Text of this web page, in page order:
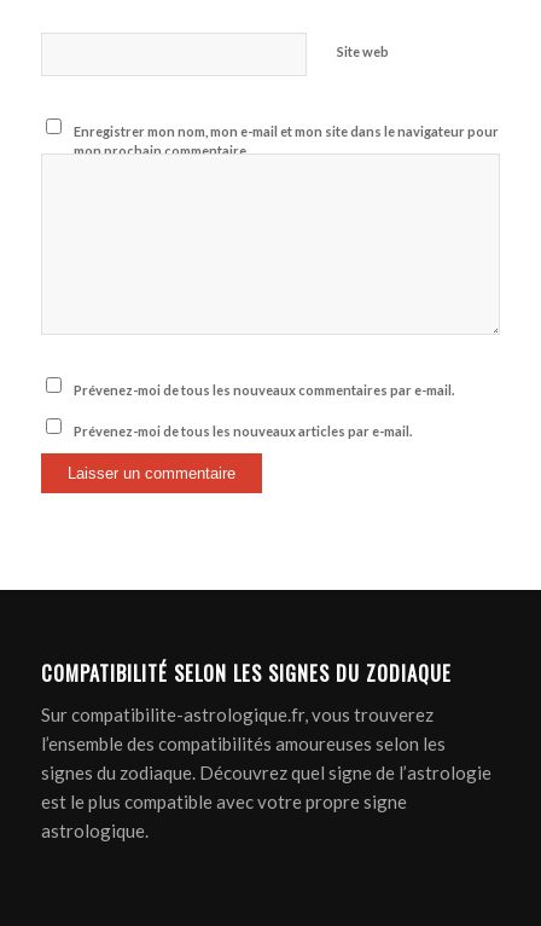
Site web
Enregistrer mon nom, mon e-mail et mon site dans le navigateur pour
mon prochain commentaire.
Prévenez-moi de tous les nouveaux commentaires par e-mail.
Prévenez-moi de tous les nouveaux articles par e-mail.
COMPATIBILITÉ SELON LES SIGNES DU ZODIAQUE
Sur compatibilite-astrologique.fr, vous trouverez
l’ensemble des compatibilités amoureuses selon les
signes du zodiaque. Découvrez quel signe de l’astrologie
est le plus compatible avec votre propre signe
astrologique.